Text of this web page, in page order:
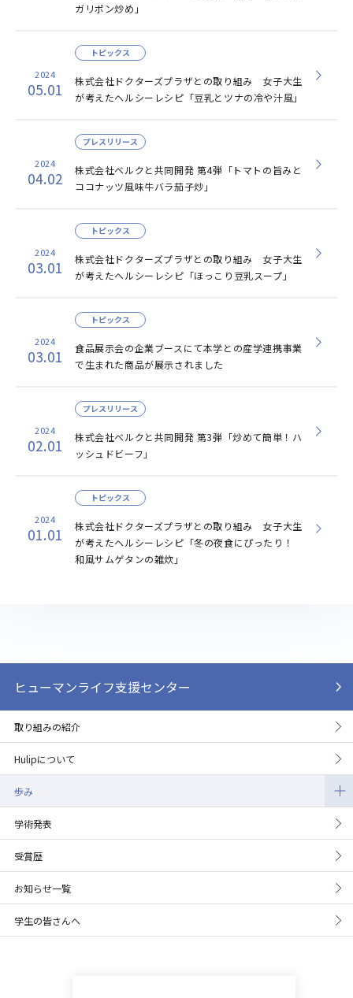
ガリポン炒め」
2024
05.01
株式会社ドクターズプラザとの取り組み 女子大生
が考えたヘルシーレシピ「豆乳とツナの冷や汁風」
トピックス
2024
04.02
株式会社ベルクと共同開発 第4弾「トマトの旨みと
ココナッツ風味牛バラ茄子炒」
プレスリリース
2024
03.01
株式会社ドクターズプラザとの取り組み 女子大生
が考えたヘルシーレシピ「ほっこり豆乳スープ」
トピックス
2024
03.01
食品展示会の企業ブースにて本学との産学連携事業
で生まれた商品が展示されました
トピックス
2024
02.01
株式会社ベルクと共同開発 第3弾「炒めて簡単！ハ
ッシュドビーフ」
プレスリリース
2024
01.01
株式会社ドクターズプラザとの取り組み 女子大生
が考えたヘルシーレシピ「冬の夜食にぴったり！
和風サムゲタンの雑炊」
トピックス
ヒューマンライフ支援センター
取り組みの紹介
Hulipについて
歩み
学術発表
受賞歴
お知らせ一覧
学生の皆さんへ